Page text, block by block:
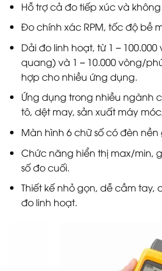
Hỗ trợ cả đo tiếp xúc và
Đo chính xác RPM, tốc độ bề
Dải đo linh hoạt, từ 1 –
quang) và 1 – 10.000 vòng/
hợp cho nhiều ứng dụng.
Ứng dụng trong nhiều ngành
tô, dệt may, sản xuất máy
Màn hình 6 chữ số có đèn
Chức năng hiển thị max/min,
số đo cuối.
Thiết kế nhỏ gọn, dễ cầm tay,
đo linh hoạt.